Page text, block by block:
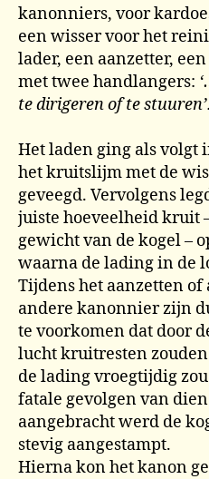
kanonniers, voor
een wisser voor het
lader, een aanzetter,
met twee handlangers:
te dirigeren of te stuuren’.
Het laden ging als volgt
het kruitslijm met de
geveegd. Vervolgens
juiste hoeveelheid kruit
gewicht van de kogel –
waarna de lading in de
Tijdens het aanzetten
andere kanonnier zijn
te voorkomen dat door
lucht kruitresten
de lading vroegtijdig
fatale gevolgen van
aangebracht werd de
stevig aangestampt.
Hierna kon het kanon